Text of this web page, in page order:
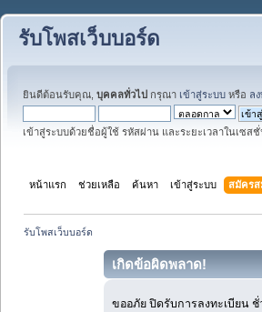
รับโพสเว็บบอร์ด
ยินดีต้อนรับคุณ, บุคคลทั่วไป กรุณา เข้าสู่ระบบ หรือ ล
เข้าสู่ระบบด้วยชื่อผู้ใช้ รหัสผ่าน และระยะเวลาในเซส
หน้าแรก ช่วยเหลือ ค้นหา เข้าสู่ระบบ สมัคร
รับโพสเว็บบอร์ด
เกิดข้อผิดพลาด!
ขออภัย ปิดรับการลงทะเบียน ชั่